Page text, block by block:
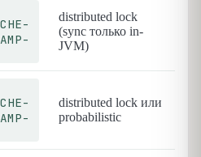
distributed lock
(sync только in-
JVM)
distributed lock или
probabilistic